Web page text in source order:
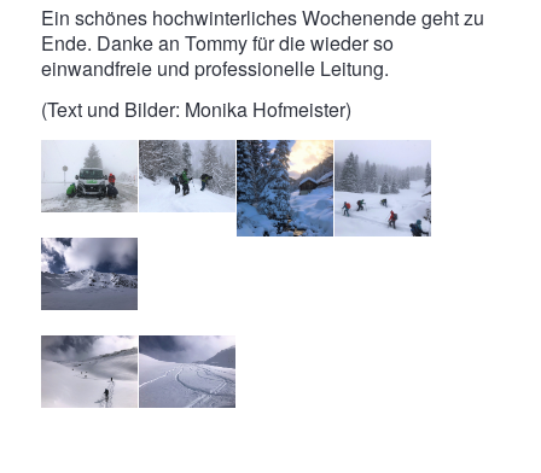
Ein schönes hochwinterliches Wochenende geht zu
Ende. Danke an Tommy für die wieder so
einwandfreie und professionelle Leitung.
(Text und Bilder: Monika Hofmeister)